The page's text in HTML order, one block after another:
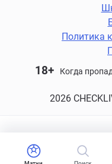
Политика
18+ Когда
2026